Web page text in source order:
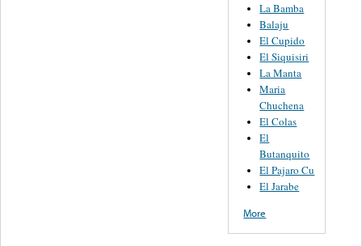
La Bamba
Balaju
El Cupido
El Siquisiri
La Manta
Maria
Chuchena
El Colas
El
Butanquito
El Pajaro Cu
El Jarabe
More